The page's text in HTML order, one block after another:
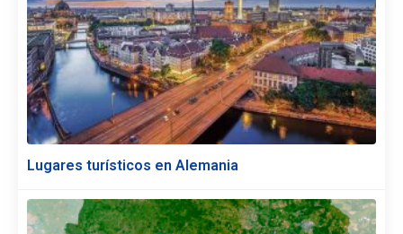
Lugares turísticos en Alemania